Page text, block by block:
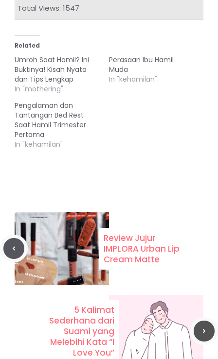
Total Views: 1547
Related
Umroh Saat Hamil? Ini
Buktinya! Kisah Nyata
dan Tips Lengkap
In "mothering"
Perasaan Ibu Hamil
Muda
In "kehamilan"
Pengalaman dan
Tantangan Bed Rest
Saat Hamil Trimester
Pertama
In "kehamilan"
Review Jujur
IMPLORA Urban Lip
Cream Matte
5 Kalimat
Sederhana dari
Suami yang
Melebihi Kata “I
Love You”